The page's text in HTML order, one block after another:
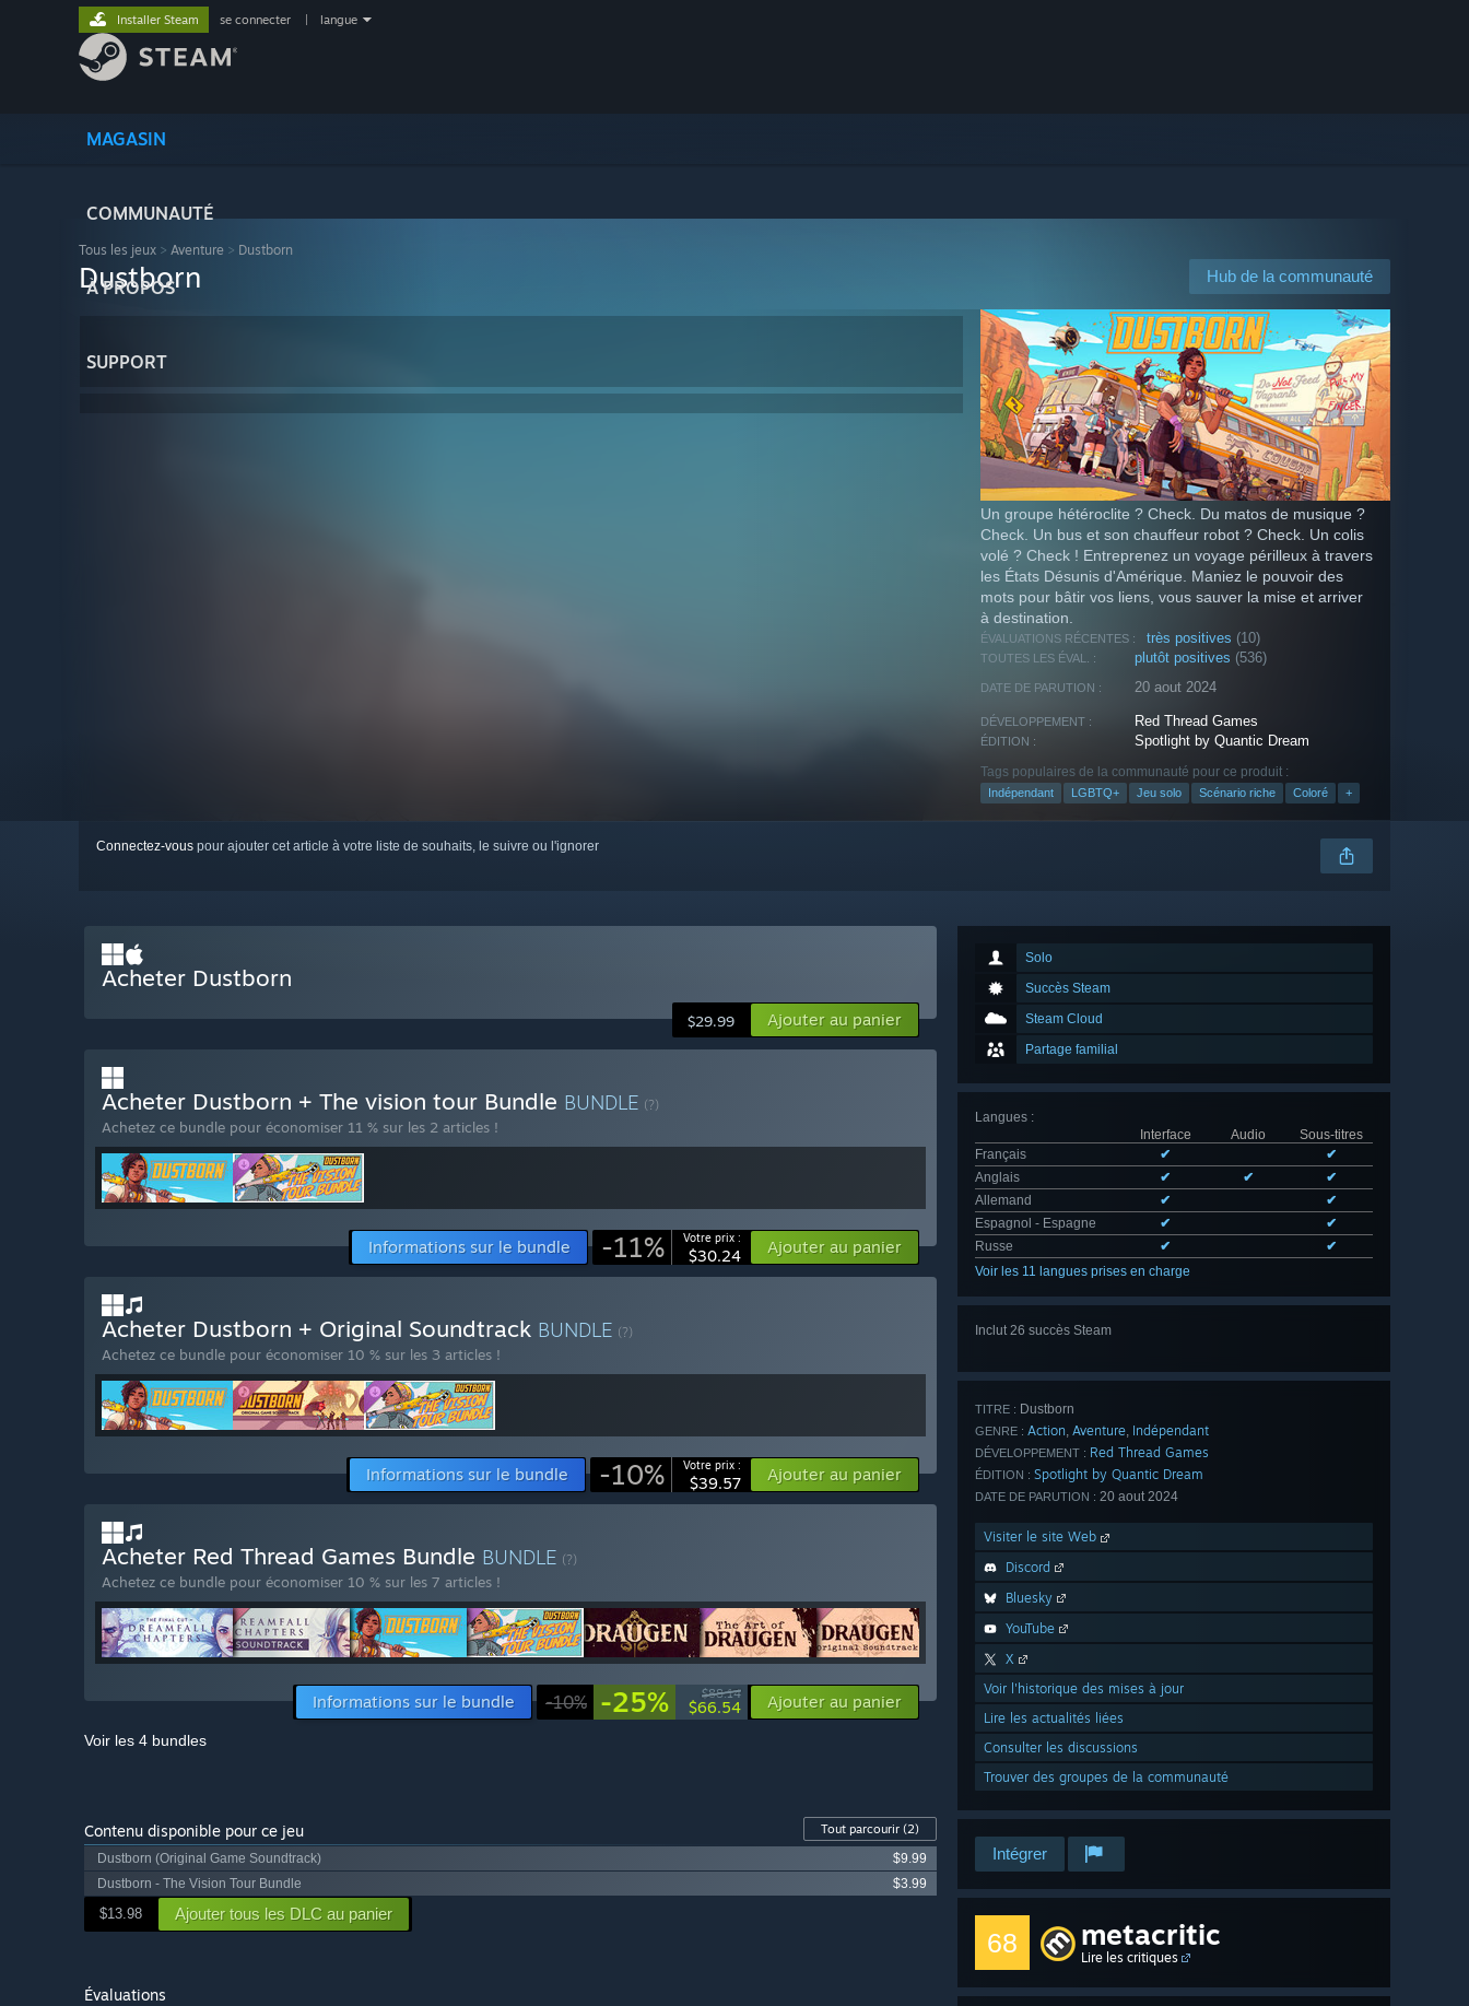
MAGASIN
COMMUNAUTÉ
À PROPOS
SUPPORT
Installer Steam se connecter langue
Tous les jeux > Aventure > Dustborn
Hub de la communauté
Dustborn
Un groupe hétéroclite ? Check. Du matos de musique ?
Check. Un bus et son chauffeur robot ? Check. Un colis
volé ? Check ! Entreprenez un voyage périlleux à travers
les États Désunis d'Amérique. Maniez le pouvoir des
mots pour bâtir vos liens, vous sauver la mise et arriver
à destination.
ÉVALUATIONS RÉCENTES : très positives (10)
TOUTES LES ÉVAL. : plutôt positives (536)
DATE DE PARUTION : 20 aout 2024
DÉVELOPPEMENT : Red Thread Games
ÉDITION : Spotlight by Quantic Dream
Tags populaires de la communauté pour ce produit :
Indépendant LGBTQ+ Jeu solo Scénario riche Coloré +
Connectez-vous pour ajouter cet article à votre liste de souhaits, le suivre ou l'ignorer
Solo
Succès Steam
Steam Cloud
Partage familial
Langues :
Interface
Audio
Sous-titres
Français
✔
✔
Anglais
✔ ✔
✔
Allemand
✔
✔
Espagnol - Espagne
✔
✔
Russe
✔
✔
Voir les 11 langues prises en charge
Inclut 26 succès Steam
TITRE : Dustborn
GENRE : Action, Aventure, Indépendant
DÉVELOPPEMENT : Red Thread Games
ÉDITION : Spotlight by Quantic Dream
DATE DE PARUTION : 20 aout 2024
Visiter le site Web
Discord
Bluesky
YouTube
X
Voir l'historique des mises à jour
Lire les actualités liées
Consulter les discussions
Trouver des groupes de la communauté
Intégrer
68 metacritic
Lire les critiques
Acheter Dustborn
$29.99 Ajouter au panier
Acheter Dustborn + The vision tour Bundle BUNDLE (?)
Achetez ce bundle pour économiser 11 % sur les 2 articles !
Informations sur le bundle -11% Votre prix :
$30.24 Ajouter au panier
Acheter Dustborn + Original Soundtrack BUNDLE (?)
Achetez ce bundle pour économiser 10 % sur les 3 articles !
Informations sur le bundle -10% Votre prix :
$39.57 Ajouter au panier
Acheter Red Thread Games Bundle BUNDLE (?)
Achetez ce bundle pour économiser 10 % sur les 7 articles !
Informations sur le bundle -10% -25% $88.14
$66.54 Ajouter au panier
Voir les 4 bundles
Contenu disponible pour ce jeu Tout parcourir (2)
Dustborn (Original Game Soundtrack)
$9.99
Dustborn - The Vision Tour Bundle
$3.99
$13.98 Ajouter tous les DLC au panier
Évaluations